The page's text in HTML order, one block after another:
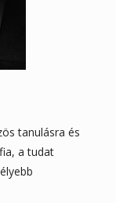
tanulásra és
a tudat